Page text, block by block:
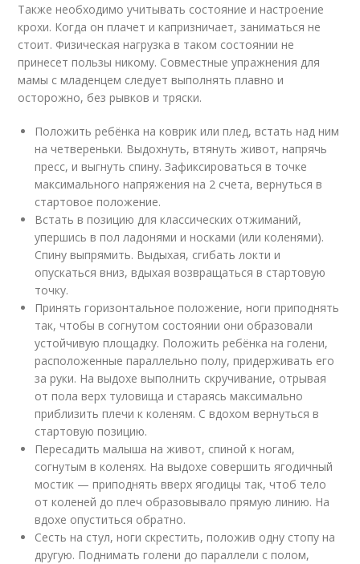
Также необходимо учитывать состояние и настроение
крохи. Когда он плачет и капризничает, заниматься не
стоит. Физическая нагрузка в таком состоянии не
принесет пользы никому. Совместные упражнения для
мамы с младенцем следует выполнять плавно и
осторожно, без рывков и тряски.
Положить ребёнка на коврик или плед, встать над ним
на четвереньки. Выдохнуть, втянуть живот, напрячь
пресс, и выгнуть спину. Зафиксироваться в точке
максимального напряжения на 2 счета, вернуться в
стартовое положение.
Встать в позицию для классических отжиманий,
упершись в пол ладонями и носками (или коленями).
Спину выпрямить. Выдыхая, сгибать локти и
опускаться вниз, вдыхая возвращаться в стартовую
точку.
Принять горизонтальное положение, ноги приподнять
так, чтобы в согнутом состоянии они образовали
устойчивую площадку. Положить ребёнка на голени,
расположенные параллельно полу, придерживать его
за руки. На выдохе выполнить скручивание, отрывая
от пола верх туловища и стараясь максимально
приблизить плечи к коленям. С вдохом вернуться в
стартовую позицию.
Пересадить малыша на живот, спиной к ногам,
согнутым в коленях. На выдохе совершить ягодичный
мостик — приподнять вверх ягодицы так, чтоб тело
от коленей до плеч образовывало прямую линию. На
вдохе опуститься обратно.
Сесть на стул, ноги скрестить, положив одну стопу на
другую. Поднимать голени до параллели с полом,